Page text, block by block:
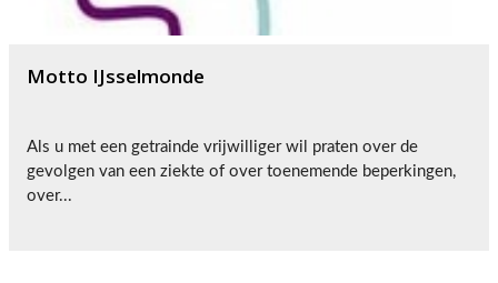
Motto IJsselmonde
Als u met een getrainde vrijwilliger wil praten over de
gevolgen van een ziekte of over toenemende beperkingen,
over...